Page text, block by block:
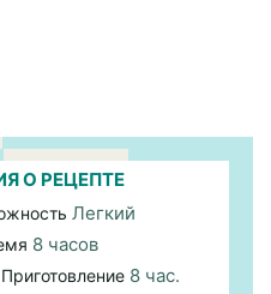
О РЕЦЕПТЕ
Легкий
8 часов
| Приготовление 8 час.